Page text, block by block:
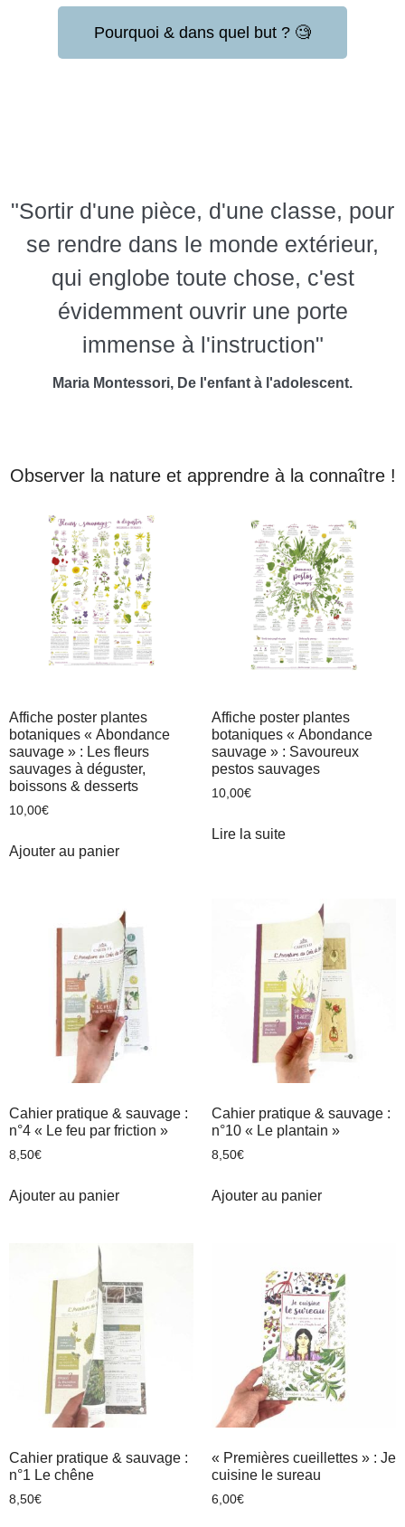
Pourquoi & dans quel but ? 🧐
"Sortir d'une pièce, d'une classe, pour
se rendre dans le monde extérieur,
qui englobe toute chose, c'est
évidemment ouvrir une porte
immense à l'instruction"
Maria Montessori, De l'enfant à l'adolescent.
Observer la nature et apprendre à la connaître !
Affiche poster plantes
botaniques « Abondance
sauvage » : Les fleurs
sauvages à déguster,
boissons & desserts
10,00€
Ajouter au panier
Affiche poster plantes
botaniques « Abondance
sauvage » : Savoureux
pestos sauvages
10,00€
Lire la suite
Cahier pratique & sauvage :
n°4 « Le feu par friction »
8,50€
Ajouter au panier
Cahier pratique & sauvage :
n°10 « Le plantain »
8,50€
Ajouter au panier
Cahier pratique & sauvage :
n°1 Le chêne
8,50€
« Premières cueillettes » : Je
cuisine le sureau
6,00€